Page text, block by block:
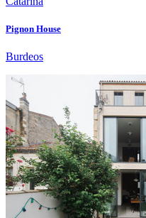
Pignon House
Burdeos